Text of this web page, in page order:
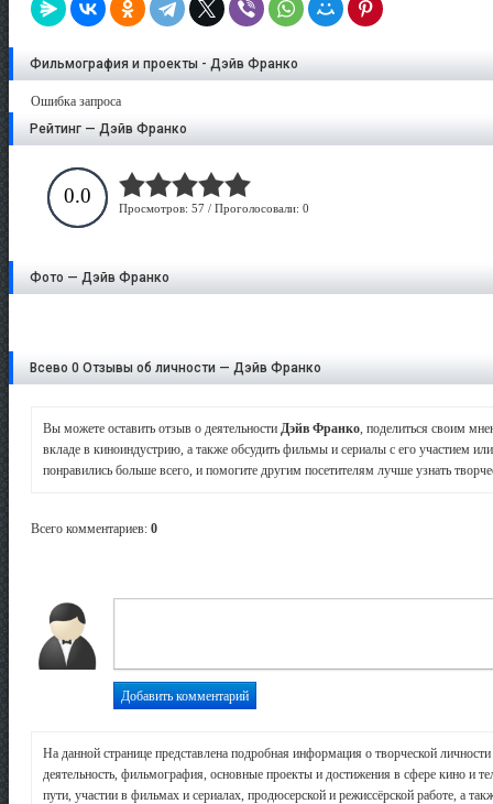
Фильмография и проекты - Дэйв Франко
Ошибка запроса
Рейтинг — Дэйв Франко
0.0
Просмотров: 57 / Проголосовали: 0
Фото — Дэйв Франко
Всево 0 Отзывы об личности — Дэйв Франко
Вы можете оставить отзыв о деятельности Дэйв Франко , поделиться своим
вкладе в киноиндустрию, а также обсудить фильмы и сериалы с его участием
понравились больше всего, и помогите другим посетителям лучше узнать
Всего комментариев: 0
На данной странице представлена подробная информация о творческой личности
деятельность, фильмография, основные проекты и достижения в сфере кино и
пути, участии в фильмах и сериалах, продюсерской и режиссёрской работе, а